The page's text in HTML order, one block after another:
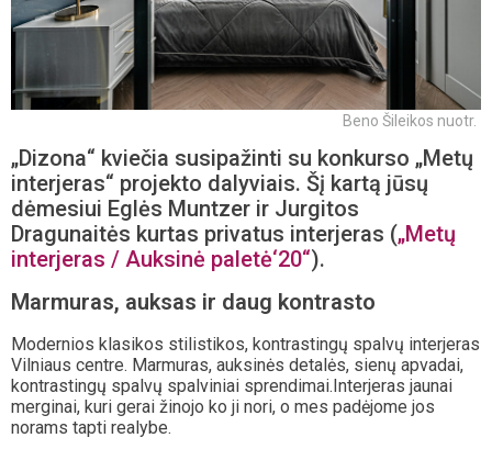
Beno Šileikos nuotr.
„Dizona“ kviečia susipažinti su konkurso „Metų
interjeras“ projekto dalyviais. Šį kartą jūsų
dėmesiui Eglės Muntzer ir Jurgitos
Dragunaitės kurtas privatus interjeras („Metų
interjeras / Auksinė paletė‘20“).
Marmuras, auksas ir daug kontrasto
Modernios klasikos stilistikos, kontrastingų spalvų interjeras
Vilniaus centre. Marmuras, auksinės detalės, sienų apvadai,
kontrastingų spalvų spalviniai sprendimai.Interjeras jaunai
merginai, kuri gerai žinojo ko ji nori, o mes padėjome jos
norams tapti realybe.